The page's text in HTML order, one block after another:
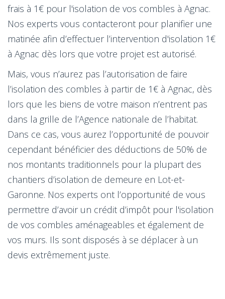
frais à 1€ pour l'isolation de vos combles à Agnac.
Nos experts vous contacteront pour planifier une
matinée afin d’effectuer l’intervention d'isolation 1€
à Agnac dès lors que votre projet est autorisé.
Mais, vous n’aurez pas l’autorisation de faire
l’isolation des combles à partir de 1€ à Agnac, dès
lors que les biens de votre maison n’entrent pas
dans la grille de l’Agence nationale de l’habitat.
Dans ce cas, vous aurez l’opportunité de pouvoir
cependant bénéficier des déductions de 50% de
nos montants traditionnels pour la plupart des
chantiers d’isolation de demeure en Lot-et-
Garonne. Nos experts ont l’opportunité de vous
permettre d’avoir un crédit d’impôt pour l'isolation
de vos combles aménageables et également de
vos murs. Ils sont disposés à se déplacer à un
devis extrêmement juste.